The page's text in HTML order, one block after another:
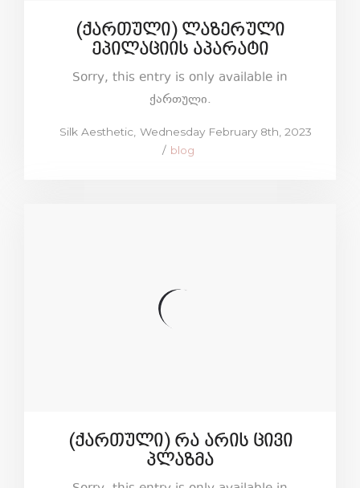
(ქართული) ლაზერული
ეპილაციის აპარატი
Sorry, this entry is only available in
ქართული.
Silk Aesthetic Posted
Wednesday February 8th, 2023
Posted
blog
(ქართული) რა არის ცივი
პლაზმა